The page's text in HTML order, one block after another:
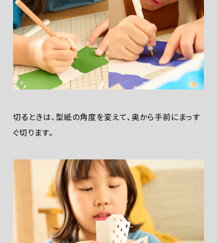
切るときは、型紙の角度を変えて、奥から手前にまっす
ぐ切ります。